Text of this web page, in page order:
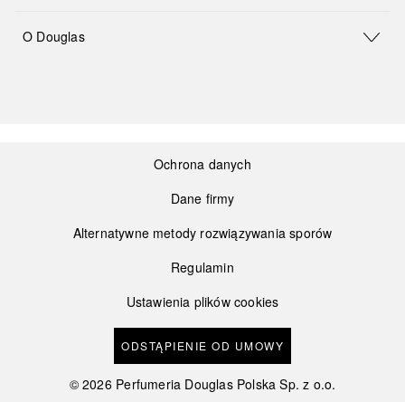
O Douglas
Ochrona danych
Dane firmy
Alternatywne metody rozwiązywania sporów
Regulamin
Ustawienia plików cookies
ODSTĄPIENIE OD UMOWY
©2026 Perfumeria Douglas Polska Sp. z o.o.